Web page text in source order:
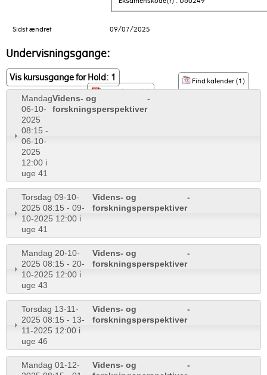
Sidst ændret 09/07/2025
Undervisningsgange:
Vis kursusgange for Hold: 1
Find kalender (1)
PDF til print (1)
Mandag
06-10-
2025
08:15 -
06-10-
2025
12:00 i
uge 41
Videns- og
forskningsperspektiver
-
Torsdag 09-10-
2025 08:15 - 09-
10-2025 12:00 i
uge 41
Videns- og
forskningsperspektiver
-
Mandag 20-10-
2025 08:15 - 20-
10-2025 12:00 i
uge 43
Videns- og
forskningsperspektiver
-
Torsdag 13-11-
2025 08:15 - 13-
11-2025 12:00 i
uge 46
Videns- og
forskningsperspektiver
-
Mandag 01-12-
Videns- og
-